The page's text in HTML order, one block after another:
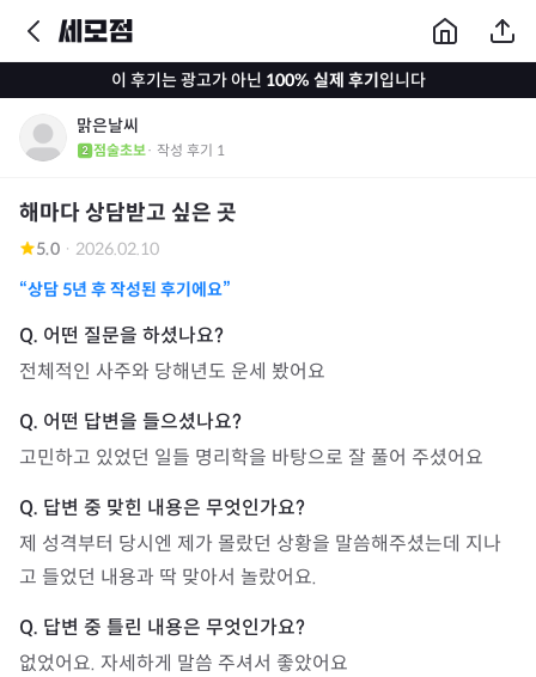
이 후기는 광고가 아닌 100% 실제 후기입니다
맑은날씨
점술초보· 작성 후기 1
해마다 상담받고 싶은 곳
5.0 · 2026.02.10
“상담 5년 후 작성된 후기에요”
전체적인 사주와 당해년도 운세 봤어요
고민하고 있었던 일들 명리학을 바탕으로 잘 풀어 주셨어요
제 성격부터 당시엔 제가 몰랐던 상황을 말씀해주셨는데 지나
고 들었던 내용과 딱 맞아서 놀랐어요.
없었어요. 자세하게 말씀 주셔서 좋았어요